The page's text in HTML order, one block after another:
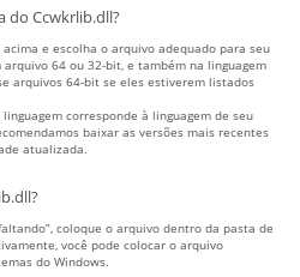
do Ccwkrlib.dll?
e escolha o arquivo adequado para seu
64 ou 32-bit, e também na linguagem
arquivos 64-bit se eles estiverem listados
corresponde à linguagem de seu
baixar as versões mais recentes
atualizada.
coloque o arquivo dentro da pasta de
você pode colocar o arquivo
do Windows.